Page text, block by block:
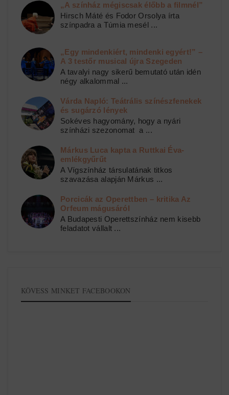
„A színház mégiscsak élőbb a filmnél”
Hirsch Máté és Fodor Orsolya írta
színpadra a Túmia mesél ...
„Egy mindenkiért, mindenki egyért!” –
A 3 testőr musical újra Szegeden
A tavalyi nagy sikerű bemutató után idén
négy alkalommal ...
Várda Napló: Teátrális színészfenekek
és sugárzó lények
Sokéves hagyomány, hogy a nyári
színházi szezonomat a ...
Márkus Luca kapta a Ruttkai Éva-
emlékgyűrűt
A Vígszínház társulatának titkos
szavazása alapján Márkus ...
Porcicák az Operettben – kritika Az
Orfeum mágusáról
A Budapesti Operettszínház nem kisebb
feladatot vállalt ...
KÖVESS MINKET FACEBOOKON